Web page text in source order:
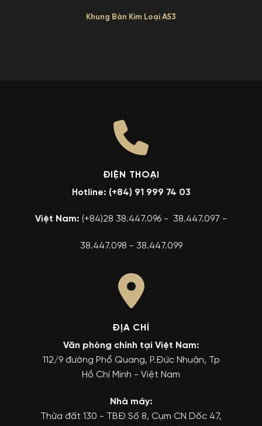
Khung Bàn Kim Loại A53
ĐIỆN THOẠI
Hotline: (+84) 91 999 74 03
Việt Nam: (+84)28 38.447.096 - 38.447.097 -
38.447.098 - 38.447.099
ĐỊA CHỈ
Văn phòng chính tại Việt Nam:
112/9 đường Phổ Quang, P.Đức Nhuận, Tp
Hồ Chí Minh - Việt Nam
Nhà máy:
Thửa đất 130 - TBĐ Số 8, Cụm CN Dốc 47,